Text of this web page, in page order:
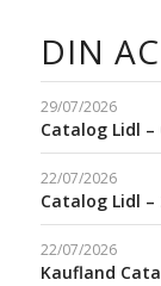
DIN
29/07/2026
Catalog Lidl –
22/07/2026
Catalog Lidl –
22/07/2026
Kaufland